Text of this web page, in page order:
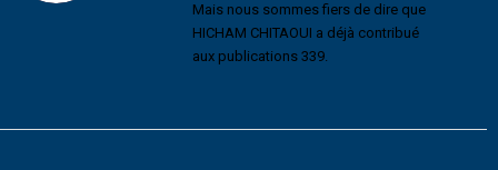
Mais nous sommes fiers de dire que
HICHAM CHITAOUI a déjà contribué
aux publications 339.